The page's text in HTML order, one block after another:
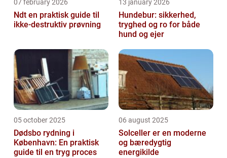
07 february 2026
Ndt en praktisk guide til
ikke-destruktiv prøvning
13 january 2026
Hundebur: sikkerhed,
tryghed og ro for både
hund og ejer
05 october 2025
Dødsbo rydning i
København: En praktisk
guide til en tryg proces
06 august 2025
Solceller er en moderne
og bæredygtig
energikilde